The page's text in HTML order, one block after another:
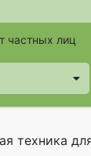
частных лиц
техника